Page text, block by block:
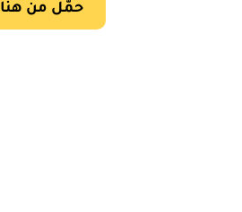
حمّل من هنا